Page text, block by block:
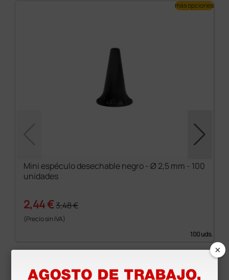
Mini espéculo desechable negro - Ø 2,5 mm - 100
unidades
2,44 €3,48 €
(Precio sin IVA)
100 uds.
más opciones
×